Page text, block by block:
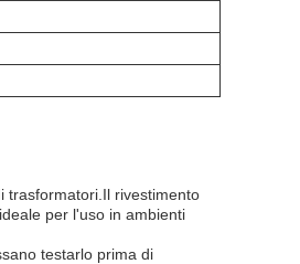
trasformatori.Il rivestimento
per l'uso in ambienti
testarlo prima di